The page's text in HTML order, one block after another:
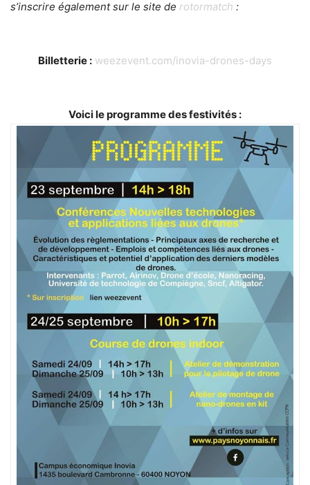
s’inscrire également sur le site de rotormatch :
Billetterie : weezevent.com/inovia-drones-days
Voici le programme des festivités :